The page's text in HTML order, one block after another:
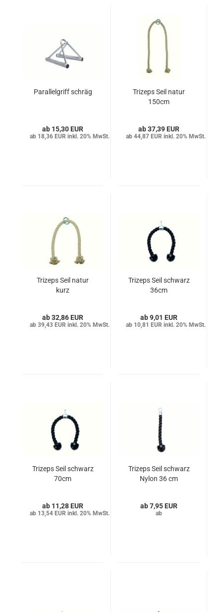
Parallelgriff schräg
15,30 EUR
18,36 EUR inkl. 20% MwSt.
Trizeps Seil natur
150cm
37,39 EUR
44,87 EUR inkl. 20% MwSt.
Trizeps Seil natur
kurz
32,86 EUR
39,43 EUR inkl. 20% MwSt.
Trizeps Seil schwarz
36cm
9,01 EUR
10,81 EUR inkl. 20% MwSt.
Trizeps Seil schwarz
70cm
11,28 EUR
13,54 EUR inkl. 20% MwSt.
Trizeps Seil schwarz
Nylon 36 cm
7,95 EUR